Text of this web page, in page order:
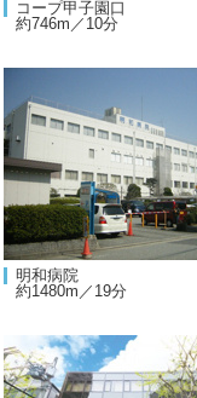
コープ甲子園口
約746m／10分
明和病院
約1480m／19分